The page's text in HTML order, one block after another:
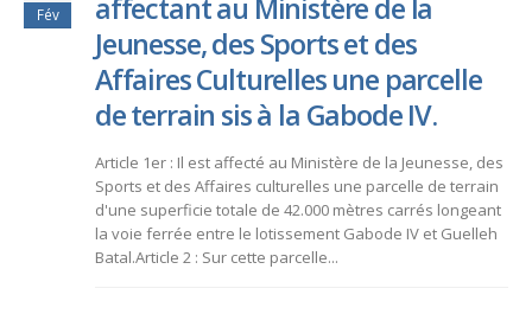
Fév
affectant au Ministère de la
Jeunesse, des Sports et des
Affaires Culturelles une parcelle
de terrain sis à la Gabode IV.
Article 1er : Il est affecté au Ministère de la Jeunesse, des
Sports et des Affaires culturelles une parcelle de terrain
d'une superficie totale de 42.000 mètres carrés longeant
la voie ferrée entre le lotissement Gabode IV et Guelleh
Batal.Article 2 : Sur cette parcelle...